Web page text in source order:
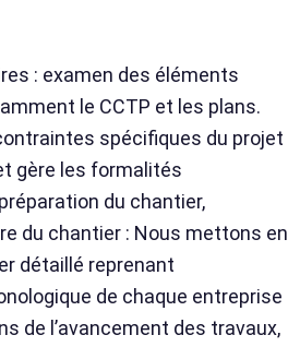
: examen des éléments
le CCTP et les plans.
spécifiques du projet
gère les formalités
du chantier,
du chantier : Nous mettons en
détaillé reprenant
de chaque entreprise
de l’avancement des travaux,